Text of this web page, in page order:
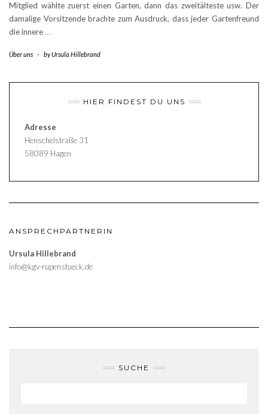
Mitglied wählte zuerst einen Garten, dann das zweitälteste usw. Der
damalige Vorsitzende brachte zum Ausdruck, dass jeder Gartenfreund
die innere …
Über uns - byUrsula Hillebrand
HIER FINDEST DU UNS
Adresse
Henschelstraße 31
58089 Hagen
ANSPRECHPARTNERIN
Ursula Hillebrand
info@kgv-rupenstueck.de
SUCHE